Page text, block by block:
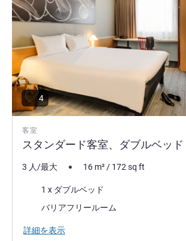
客室
スタンダード客室、ダブルベッド
4
3 人/最大 16 m²/ 172sq ft
1 x ダブルベッド
バリアフリールーム
詳細を表示